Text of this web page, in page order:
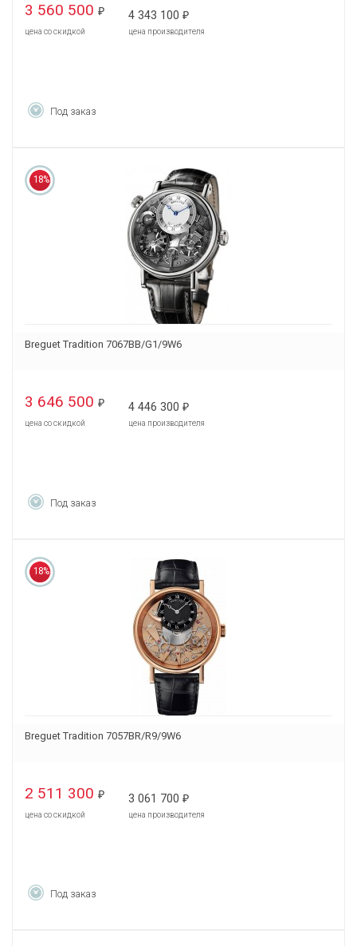
3 560 500 ₽
цена со скидкой
4 343 100 ₽
цена производителя
Под заказ
18%
Breguet Tradition 7067BB/G1/9W6
3 646 500 ₽
цена со скидкой
4 446 300 ₽
цена производителя
Под заказ
18%
Breguet Tradition 7057BR/R9/9W6
2 511 300 ₽
цена со скидкой
3 061 700 ₽
цена производителя
Под заказ